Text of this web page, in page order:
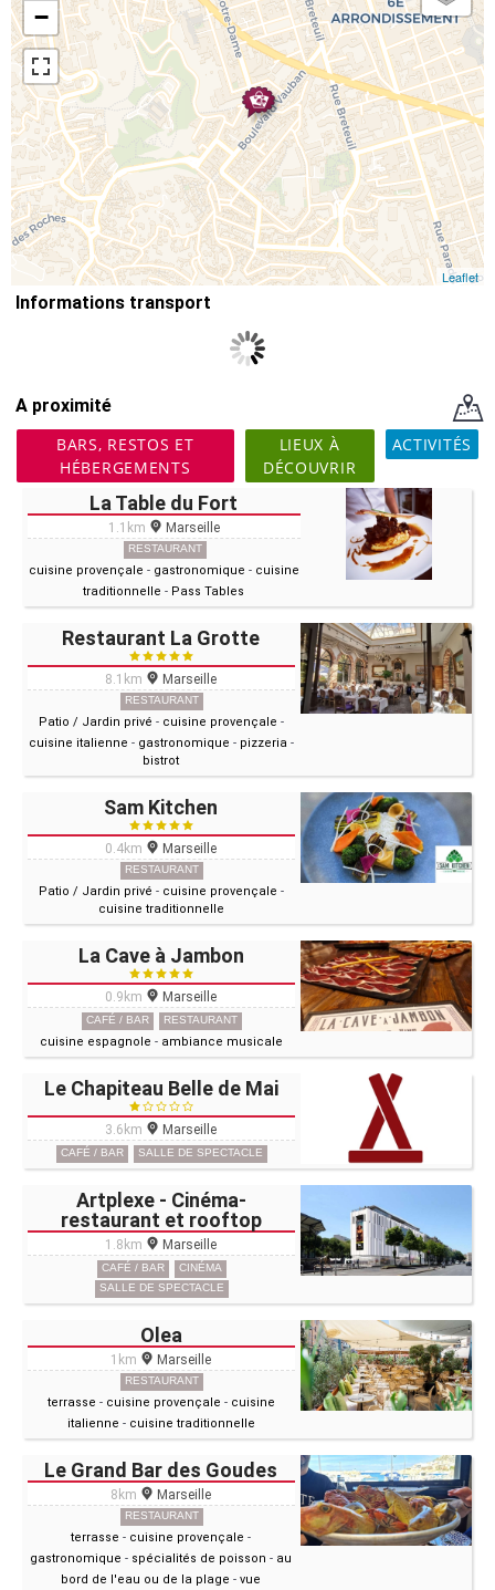
−
Leaflet
Informations transport
A proximité
BARS, RESTOS ET
HÉBERGEMENTS
LIEUX À
DÉCOUVRIR
ACTIVITÉS
La Table du Fort
1.1km Marseille
RESTAURANT
cuisine provençale - gastronomique - cuisine
traditionnelle - Pass Tables
Restaurant La Grotte
8.1km Marseille
RESTAURANT
Patio / Jardin privé - cuisine provençale -
cuisine italienne - gastronomique - pizzeria -
bistrot
Sam Kitchen
0.4km Marseille
RESTAURANT
Patio / Jardin privé - cuisine provençale -
cuisine traditionnelle
La Cave à Jambon
0.9km Marseille
CAFÉ / BAR RESTAURANT
cuisine espagnole - ambiance musicale
Le Chapiteau Belle de Mai
3.6km Marseille
CAFÉ / BAR SALLE DE SPECTACLE
Artplexe - Cinéma-
restaurant et rooftop
1.8km Marseille
CAFÉ / BAR
CINÉMA
SALLE DE SPECTACLE
Olea
1km Marseille
RESTAURANT
terrasse - cuisine provençale - cuisine
italienne - cuisine traditionnelle
Le Grand Bar des Goudes
8km Marseille
RESTAURANT
terrasse - cuisine provençale -
gastronomique - spécialités de poisson - au
bord de l'eau ou de la plage -vue